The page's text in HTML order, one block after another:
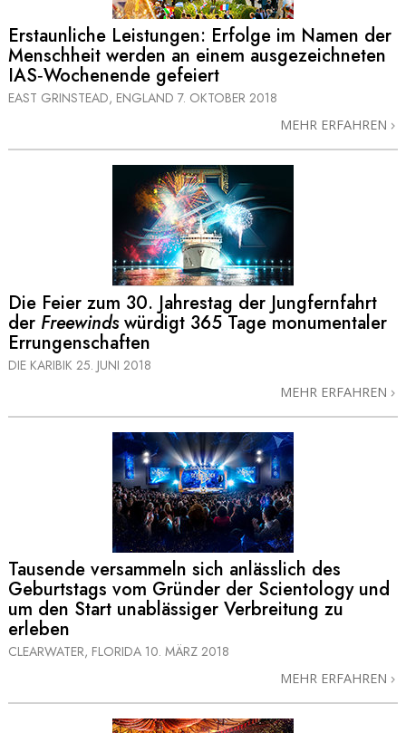
Erstaunliche Leistungen: Erfolge im Namen der
Menschheit werden an einem ausgezeichneten
IAS‑Wochenende gefeiert
EAST GRINSTEAD, ENGLAND 7. OKTOBER 2018
MEHR ERFAHREN
Die Feier zum 30. Jahrestag der Jungfernfahrt
der Freewinds würdigt 365 Tage monumentaler
Errungenschaften
DIE KARIBIK 25. JUNI 2018
MEHR ERFAHREN
Tausende versammeln sich anlässlich des
Geburtstags vom Gründer der Scientology und
um den Start unablässiger Verbreitung zu
erleben
CLEARWATER, FLORIDA 10. MÄRZ 2018
MEHR ERFAHREN